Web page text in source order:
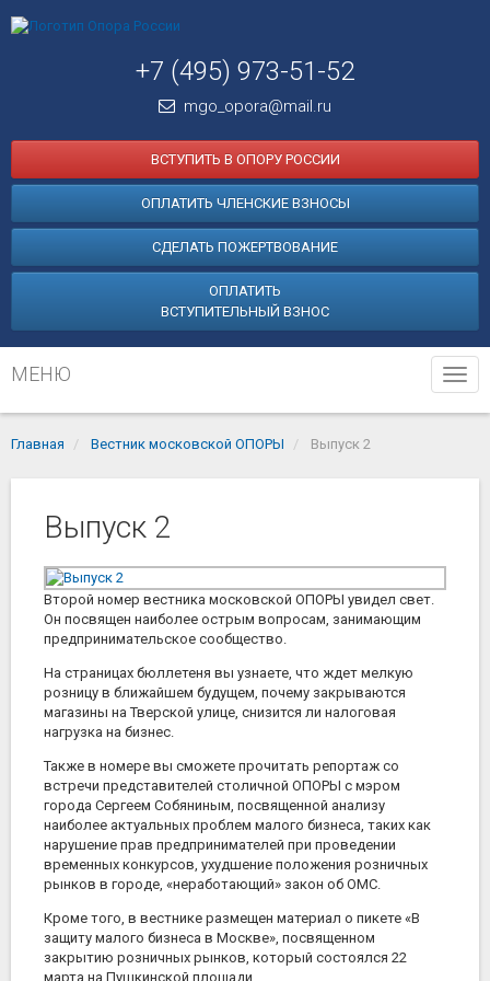
+7 (495) 973-51-52
mgo_opora@mail.ru
ВСТУПИТЬ В ОПОРУ РОССИИ
ОПЛАТИТЬ ЧЛЕНСКИЕ ВЗНОСЫ
СДЕЛАТЬ ПОЖЕРТВОВАНИЕ
ОПЛАТИТЬ
ВСТУПИТЕЛЬНЫЙ ВЗНОС
МЕНЮ
Главная Вестник московской ОПОРЫ Выпуск 2
Выпуск 2
Второй номер вестника московской ОПОРЫ увидел свет.
Он посвящен наиболее острым вопросам, занимающим
предпринимательское сообщество.
На страницах бюллетеня вы узнаете, что ждет мелкую
розницу в ближайшем будущем, почему закрываются
магазины на Тверской улице, снизится ли налоговая
нагрузка на бизнес.
Также в номере вы сможете прочитать репортаж со
встречи представителей столичной ОПОРЫ с мэром
города Сергеем Собяниным, посвященной анализу
наиболее актуальных проблем малого бизнеса, таких как
нарушение прав предпринимателей при проведении
временных конкурсов, ухудшение положения розничных
рынков в городе, «неработающий» закон об ОМС.
Кроме того, в вестнике размещен материал о пикете «В
защиту малого бизнеса в Москве», посвященном
закрытию розничных рынков, который состоялся 22
марта на Пушкинской площади.